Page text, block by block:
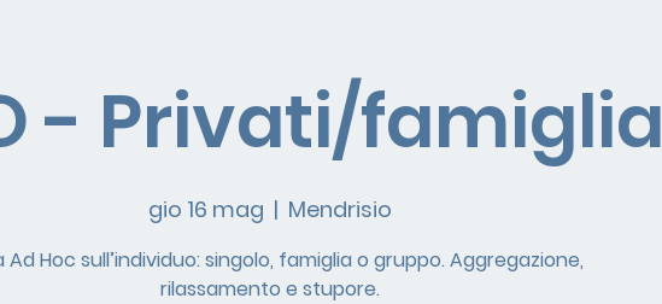
- Privati/famiglia
gio 16 mag
  |
Mendrisio
Ad Hoc sull’individuo: singolo, famiglia o gruppo. Aggregazione,
rilassamento e stupore.